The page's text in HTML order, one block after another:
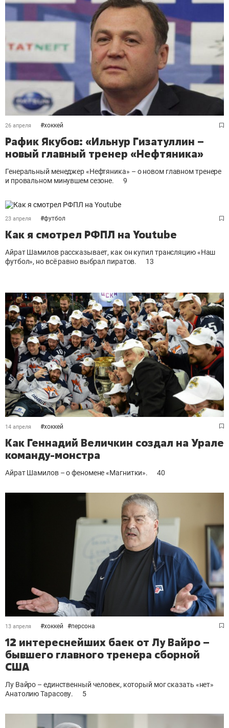
26 апреля #хоккей
Рафик Якубов: «Ильнур Гизатуллин –
новый главный тренер «Нефтяника»
Генеральный менеджер «Нефтяника» – оновом главном тренере
и провальном минувшем сезоне.
9
23 апреля #футбол
Как я смотрел РФПЛ на Youtube
Айрат Шамилов рассказывает, как он купил трансляцию «Наш
футбол», но всё равно выбрал пиратов.
13
14 апреля #хоккей
Как Геннадий Величкин создал на Урале
команду-монстра
Айрат Шамилов – о феномене «Магнитки». 40
13 апреля #хоккей #персона
12 интереснейших баек от Лу Вайро –
бывшего главного тренера сборной
США
Лу Вайро – единственный человек, который мог сказать «нет»
Анатолию Тарасову.
5